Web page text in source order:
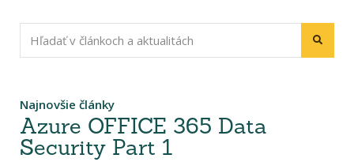
Najnovšie články
Azure OFFICE 365 Data
Security Part 1